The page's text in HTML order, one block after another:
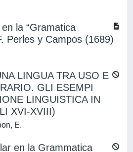
la “Gramatica
Perles y Campos (1689)
LINGUA TRA USO E
GLI ESEMPI
LINGUISTICA IN
XVI-XVIII)
E.
en la Grammatica